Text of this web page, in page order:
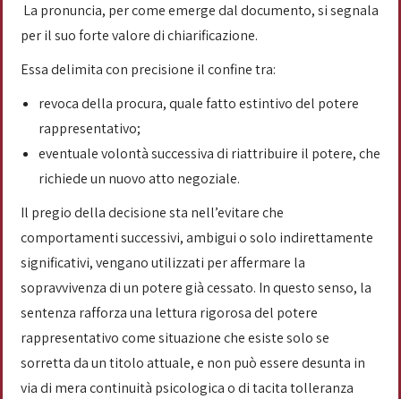
La pronuncia, per come emerge dal documento, si segnala
per il suo forte valore di chiarificazione.
Essa delimita con precisione il confine tra:
revoca della procura, quale fatto estintivo del potere
rappresentativo;
eventuale volontà successiva di riattribuire il potere, che
richiede un nuovo atto negoziale.
Il pregio della decisione sta nell’evitare che
comportamenti successivi, ambigui o solo indirettamente
significativi, vengano utilizzati per affermare la
sopravvivenza di un potere già cessato. In questo senso, la
sentenza rafforza una lettura rigorosa del potere
rappresentativo come situazione che esiste solo se
sorretta da un titolo attuale, e non può essere desunta in
via di mera continuità psicologica o di tacita tolleranza